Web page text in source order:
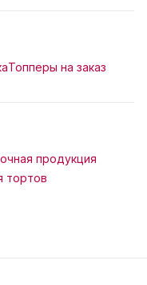
Топперы на заказ
продукция
тортов